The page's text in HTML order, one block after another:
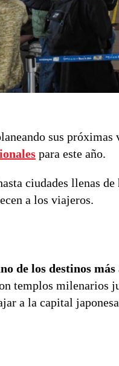
sus próximas
para este año.
ciudades llenas
a los viajeros.
de los destinos
templos milenarios
a la capital